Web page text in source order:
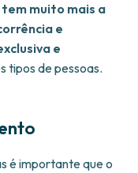
muito mais a
e
e
tipos de pessoas.
é importante que o